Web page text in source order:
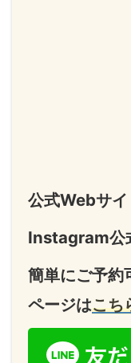
公式Webサイ
Instagram公
簡単にご予約
ページはこち